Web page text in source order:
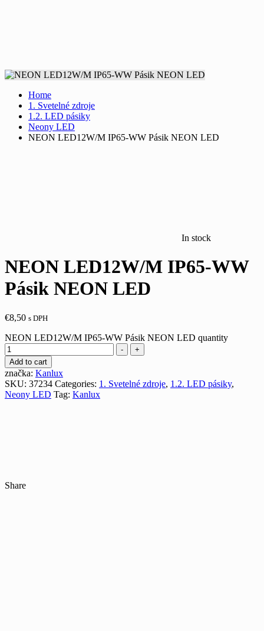
Home
1. Svetelné zdroje
1.2. LED pásiky
Neony LED
NEON LED12W/M IP65-WW Pásik NEON LED
In stock
NEON LED12W/M IP65-WW
Pásik NEON LED
€8,50 s DPH
NEON LED12W/M IP65-WW Pásik NEON LED quantity
-
+
Add to cart
značka: Kanlux
SKU: 37234 Categories: 1. Svetelné zdroje, 1.2. LED pásiky,
Neony LED Tag: Kanlux
Share